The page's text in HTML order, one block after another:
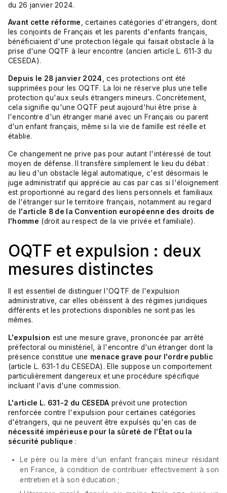
du 26 janvier 2024.
Avant cette réforme, certaines catégories d'étrangers, dont
les conjoints de Français et les parents d'enfants français,
bénéficiaient d'une protection légale qui faisait obstacle à la
prise d'une OQTF à leur encontre (ancien article L. 611-3 du
CESEDA).
Depuis le 28 janvier 2024
, ces protections ont été
supprimées pour les OQTF. La loi ne réserve plus une telle
protection qu'aux seuls étrangers mineurs. Concrètement,
cela signifie qu'une OQTF peut aujourd'hui être prise à
l'encontre d'un étranger marié avec un Français ou parent
d'un enfant français, même si la vie de famille est réelle et
établie.
Ce changement ne prive pas pour autant l'intéressé de tout
moyen de défense. Il transfère simplement le lieu du débat :
au lieu d'un obstacle légal automatique, c'est désormais le
juge administratif qui apprécie au cas par cas si l'éloignement
est proportionné au regard des liens personnels et familiaux
de l'étranger sur le territoire français, notamment au regard
de
l'article 8 de la Convention européenne des droits de
l'homme (droit au respect de la vie privée et familiale).
OQTF et expulsion : deux
mesures distinctes
Il est essentiel de distinguer l'OQTF de l'expulsion
administrative, car elles obéissent à des régimes juridiques
différents et les protections disponibles ne sont pas les
mêmes.
L'expulsion est une mesure grave, prononcée par arrêté
préfectoral ou ministériel, à l'encontre d'un étranger dont la
présence constitue une menace grave pour l'ordre public
(article L. 631-1 du CESEDA). Elle suppose un comportement
particulièrement dangereux et une procédure spécifique
incluant l'avis d'une commission.
L'article L. 631-2 du CESEDA prévoit une protection
renforcée contre l'expulsion pour certaines catégories
d'étrangers, qui ne peuvent être expulsés qu'en cas de
nécessité impérieuse pour la sûreté de l'État ou la
sécurité publique :
Le père ou la mère d'un enfant français mineur résidant
en France, à condition de contribuer effectivement à son
entretien et à son éducation ;